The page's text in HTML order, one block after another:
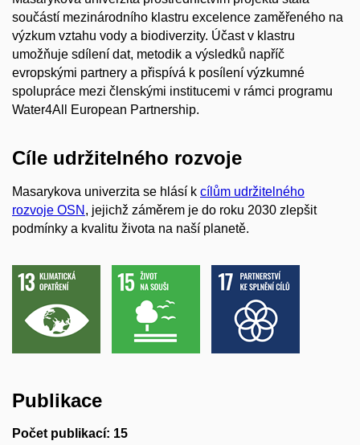
součástí mezinárodního klastru excelence zaměřeného na
výzkum vztahu vody a biodiverzity. Účast v klastru
umožňuje sdílení dat, metodik a výsledků napříč
evropskými partnery a přispívá k posílení výzkumné
spolupráce mezi členskými institucemi v rámci programu
Water4All European Partnership.
Cíle udržitelného rozvoje
Masarykova univerzita se hlásí k cílům udržitelného
rozvoje OSN , jejichž záměrem je do roku 2030 zlepšit
podmínky a kvalitu života na naší planetě.
Publikace
Počet publikací: 15